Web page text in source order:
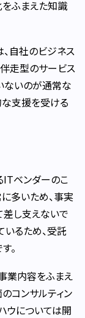
ふまえた知識
自社のビジネス
走型のサービス
ないのが通常な
支援を受ける
ITベンダーのこ
多いため、事実
差し支えないで
いるため、受託
。
業内容をふまえ
コンサルティン
ウについては開